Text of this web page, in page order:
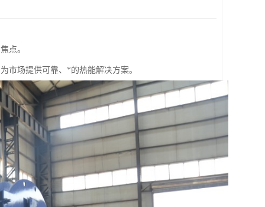
点。
市场提供可靠、*的热能解决方案。